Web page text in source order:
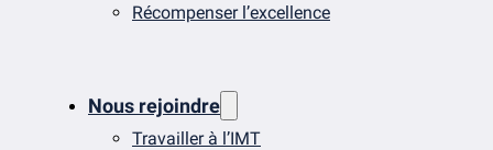
Récompenser l’excellence
Nous rejoindre
Travailler à l’IMT